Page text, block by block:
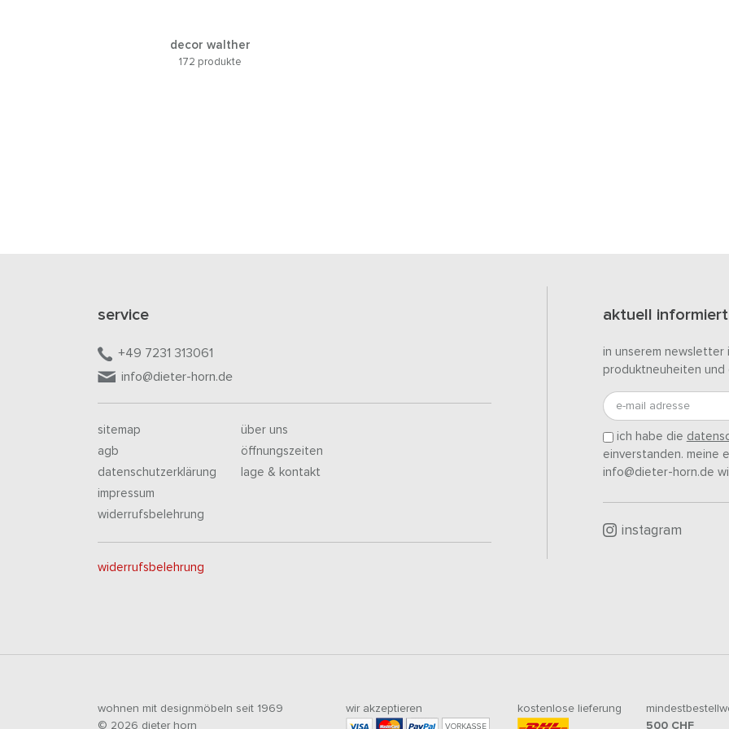
decor walther
172 produkte
service
+49 7231 313061
info@dieter-horn.de
sitemap
agb
datenschutzerklärung
impressum
widerrufsbelehrung
über uns
öffnungszeiten
lage & kontakt
widerrufsbelehrung
aktuell informiert
in unserem newsletter
produktneuheiten und
e-mail adresse
ich habe die
einverstanden. meine
info@dieter-horn.de
instagram
wohnen mit designmöbeln seit 1969
© 2026 dieter horn
wir akzeptieren
VORKASSE
kostenlose lieferung
500 CHF